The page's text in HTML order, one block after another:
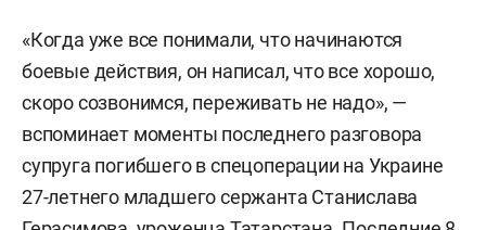
«Когда уже все понимали, что начинаются
боевые действия, он написал, что все хорошо,
скоро созвонимся, переживать не надо», —
вспоминает моменты последнего разговора
супруга погибшего в спецоперации на Украине
27-летнего младшего сержанта Станислава